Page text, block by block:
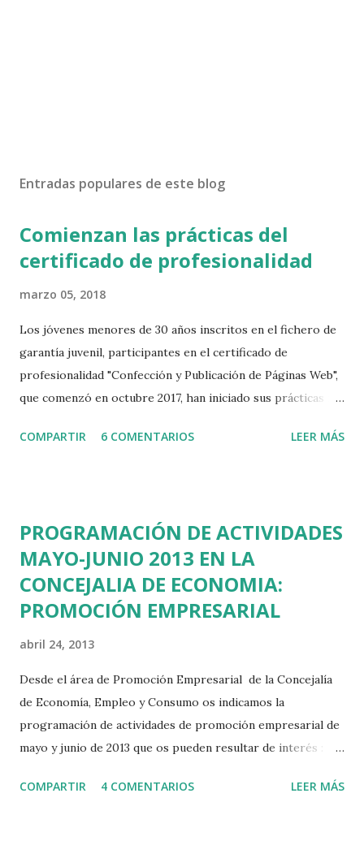
Entradas populares de este blog
Comienzan las prácticas del
certificado de profesionalidad
marzo 05, 2018
Los jóvenes menores de 30 años inscritos en el fichero de
garantía juvenil, participantes en el certificado de
profesionalidad "Confección y Publicación de Páginas Web",
que comenzó en octubre 2017, han iniciado sus prácticas no
560 horas, de las cuales 80 corresponden a prácticas no
100 SL PosicionalNET Global Marketing SL Iconestudio La
mitad de las empresas que colaboran en estas práticas
están ubicadas en el municipio de las Rozas y supone la
primera toma de contacto en el mercado laboral como
COMPARTIR 6 COMENTARIOS LEER MÁS
PROGRAMACIÓN DE ACTIVIDADES
MAYO-JUNIO 2013 EN LA
CONCEJALIA DE ECONOMIA:
PROMOCIÓN EMPRESARIAL
abril 24, 2013
Desde el área de Promoción Empresarial de la Concejalía
de Economía, Empleo y Consumo os indicamos la
programación de actividades de promoción empresarial de
mayo y junio de 2013 que os pueden resultar de interés :
SESIÓN I (4H.).Martes, 7 de mayo de 10,00 a 14,00 horas. -
COMPARTIR 4 COMENTARIOS LEER MÁS